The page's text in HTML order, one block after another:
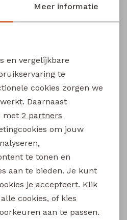
12,99
sweater Blauw licht
flinq
17,99
506442BB W20263 baby jongens lange broek Denim black
16,99
Meer informatie
en vergelijkbare
te
cookies zorgen we
Daarnaast
met 2 partners
om jouw
te tonen en
aan te bieden. Je kunt
je accepteert. Klik
cookies, of kies
aan te passen.